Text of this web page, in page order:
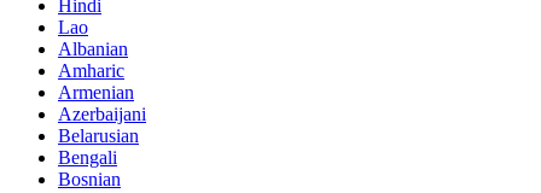
Hindi
Lao
Albanian
Amharic
Armenian
Azerbaijani
Belarusian
Bengali
Bosnian